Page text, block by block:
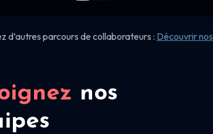
d’autres parcours de collaborateurs : Découvrir nos
nos